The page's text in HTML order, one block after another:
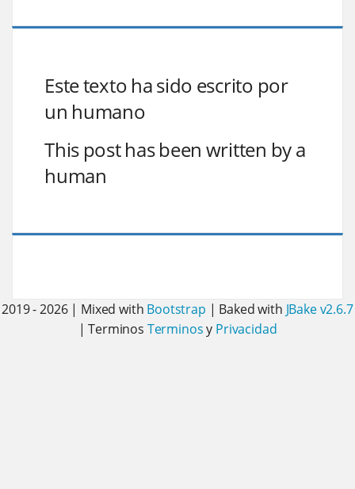
Este texto ha sido escrito por
un humano
This post has been written by a
human
2019 - 2026 | Mixed with Bootstrap | Baked with JBake v2.6.7
| Terminos Terminosy Privacidad